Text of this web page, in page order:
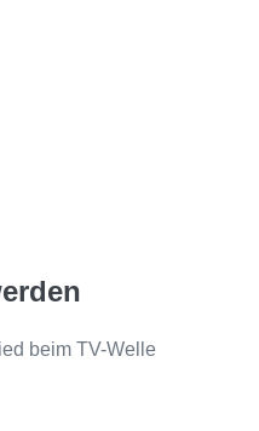
beim TV-Welle